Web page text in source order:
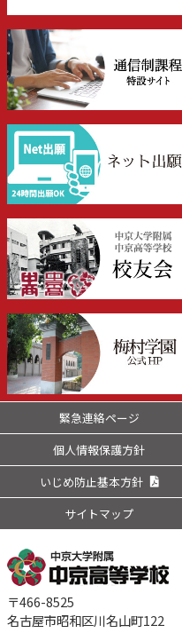
緊急連絡ページ
個人情報保護方針
いじめ防止基本方針
サイトマップ
〒466-8525
名古屋市昭和区川名山町122